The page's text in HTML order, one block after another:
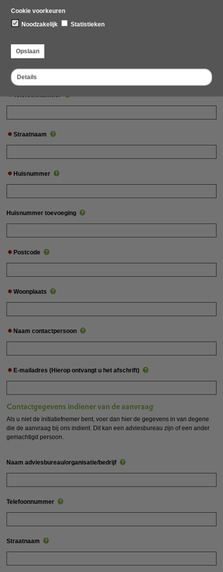
Cookie voorkeuren
Noodzakelijk
Statistieken
Opslaan
Details
Contactgegevens initiatiefnemer
Voer hier de gegevens in van de persoon waarvoor u de aanvraag doet (als u
Naam organisatie/bedrijf
Telefoonnummer
Straatnaam
Huisnummer
Huisnummer toevoeging
Postcode
Woonplaats
Naam contactpersoon
E-mailadres (Hierop ontvangt u het afschrift)
Contactgegevens indiener van de aanvraag
Als u niet de initiatiefnemer bent, voer dan hier de gegevens in van degene
die de aanvraag bij ons indient. Dit kan een adviesbureau zijn of een ander
gemachtigd persoon.
Naam adviesbureau/organisatie/bedrijf
Telefoonnummer
Straatnaam